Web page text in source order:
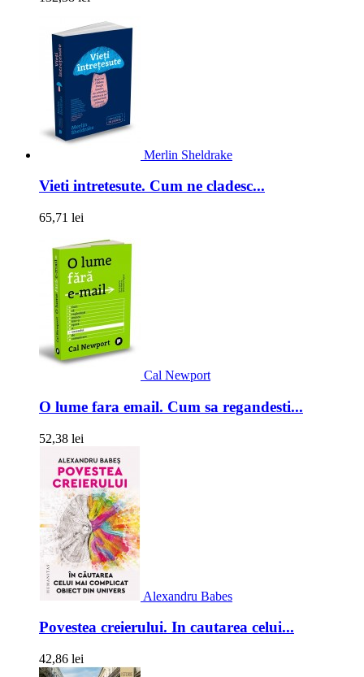
Merlin Sheldrake
Vieti intretesute. Cum ne cladesc...
65,71 lei
Cal Newport
O lume fara email. Cum sa regandesti...
52,38 lei
Alexandru Babes
Povestea creierului. In cautarea celui...
42,86 lei